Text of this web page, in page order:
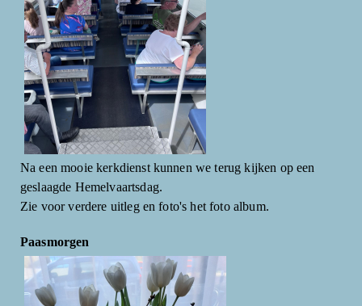
Na een mooie kerkdienst kunnen we terug kijken op een
geslaagde Hemelvaartsdag.
Zie voor verdere uitleg en foto's het foto album.
Paasmorgen